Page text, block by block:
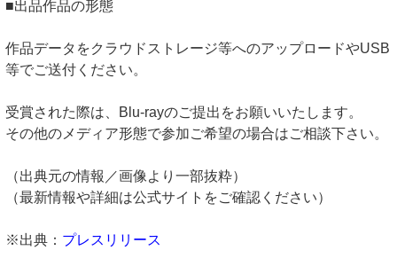
■出品作品の形態
作品データをクラウドストレージ等へのアップロードやUSB
等でご送付ください。
受賞された際は、Blu-rayのご提出をお願いいたします。
その他のメディア形態で参加ご希望の場合はご相談下さい。
（出典元の情報／画像より一部抜粋）
（最新情報や詳細は公式サイトをご確認ください）
※出典： プレスリリース